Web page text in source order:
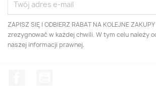
ZAPISZ SIĘ I ODBIERZ RABAT NA KOLEJNE
zrezygnować w każdej chwili. W tym celu należy
naszej informacji prawnej.